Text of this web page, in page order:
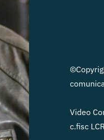
Video
c.fisc